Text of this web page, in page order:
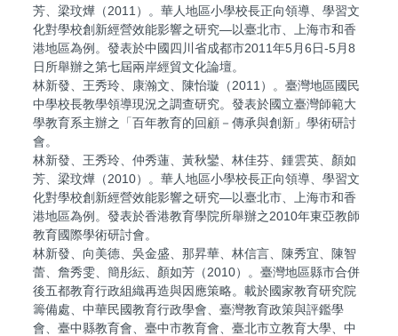
芳、梁玟燁（2011）。華人地區小學校長正向領導、學習文
化對學校創新經營效能影響之研究—以臺北市、上海市和香
港地區為例。發表於中國四川省成都市2011年5月6日-5月8
日所舉辦之第七屆兩岸經貿文化論壇。
林新發、王秀玲、康瀚文、陳怡璇（2011）。臺灣地區國民
中學校長教學領導現況之調查研究。發表於國立臺灣師範大
學教育系主辦之「百年教育的回顧－傳承與創新」學術研討
會。
林新發、王秀玲、仲秀蓮、黃秋鑾、林佳芬、鍾雲英、顏如
芳、梁玟燁（2010）。華人地區小學校長正向領導、學習文
化對學校創新經營效能影響之研究—以臺北市、上海市和香
港地區為例。發表於香港教育學院所舉辦之2010年東亞教師
教育國際學術研討會。
林新發、向美德、吳金盛、那昇華、林信言、陳秀宜、陳智
蕾、詹秀雯、簡彤紜、顏如芳（2010）。臺灣地區縣市合併
後五都教育行政組織再造與因應策略。載於國家教育研究院
籌備處、中華民國教育行政學會、臺灣教育政策與評鑑學
會、臺中縣教育會、臺中市教育會、臺北市立教育大學、中